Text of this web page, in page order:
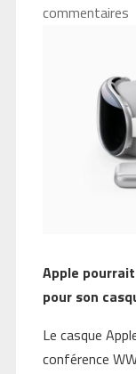
commentaires
Apple
pour son
Le casque
conférence